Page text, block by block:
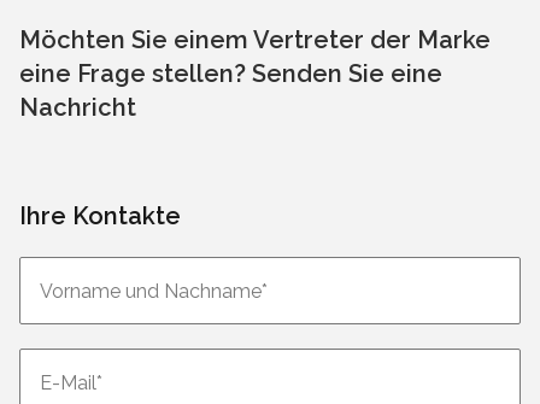
Möchten Sie einem Vertreter der Marke
eine Frage stellen? Senden Sie eine
Nachricht
Ihre Kontakte